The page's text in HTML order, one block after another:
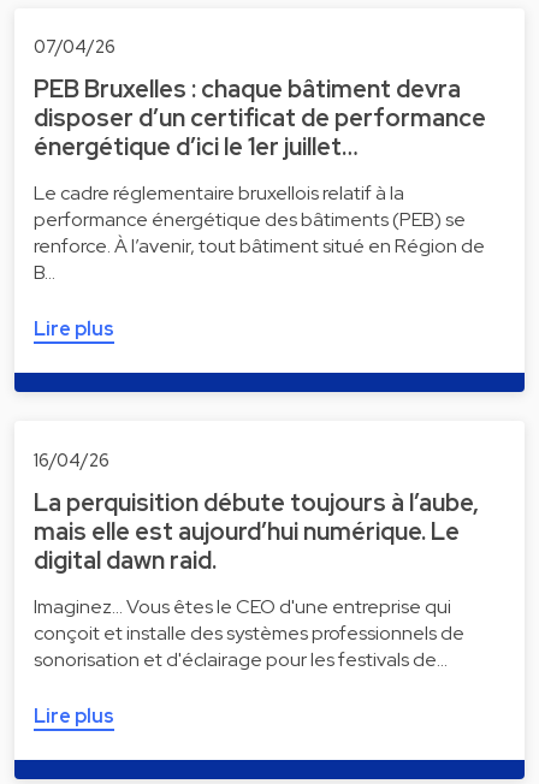
07/04/26
PEB Bruxelles : chaque bâtiment devra
disposer d’un certificat de performance
énergétique d’ici le 1er juillet…
Le cadre réglementaire bruxellois relatif à la
performance énergétique des bâtiments (PEB) se
renforce. À l’avenir, tout bâtiment situé en Région de
B…
Lire plus
16/04/26
La perquisition débute toujours à l’aube,
mais elle est aujourd’hui numérique. Le
digital dawn raid.
Imaginez... Vous êtes le CEO d'une entreprise qui
conçoit et installe des systèmes professionnels de
sonorisation et d'éclairage pour les festivals de…
Lire plus